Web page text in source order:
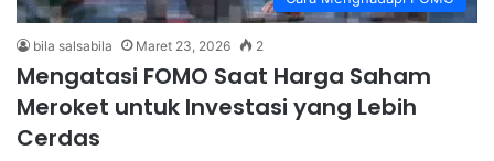
bila salsabila Maret 23, 2026 2
Mengatasi FOMO Saat Harga Saham
Meroket untuk Investasi yang Lebih
Cerdas